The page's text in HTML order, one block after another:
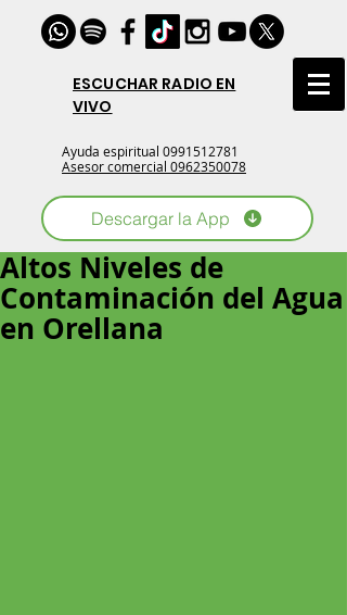
ESCUCHAR RADIO EN
VIVO
Ayuda espiritual 0991512781
Asesor comercial 0962350078
Descargar la App
Altos Niveles de
Contaminación del Agua
en Orellana